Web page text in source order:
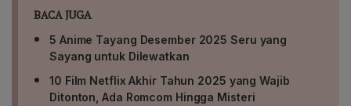
BACA JUGA
5 Anime Tayang Desember 2025 Seru yang
Sayang untuk Dilewatkan
10 Film Netflix Akhir Tahun 2025 yang Wajib
Ditonton, Ada Romcom Hingga Misteri